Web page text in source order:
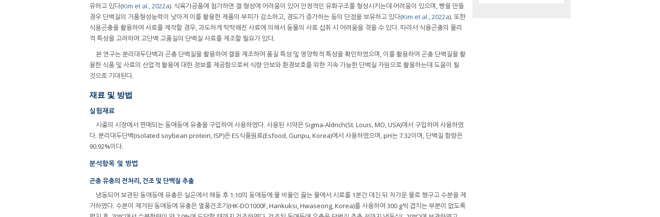
유하고 있다(Kim et al., 2022a). 식육가공품에 첨가하면 겔 형성에 어려움이 있어 안정적인 유화구조를 형성시키는데 어려움이 있으며, 빵을 만들
경우 단백질의 거품형성능력이 낮아져 이를 활용한 제품의 부피가 감소하고, 경도가 증가하는 등의 단점을 보유하고 있다(Kim et al., 2022a). 또한
식용곤충을 활용하여 사료를 제작할 경우, 과도하게 딱딱해진 사료에 의해서 동물의 사료 섭취 시 어려움을 겪을 수 있다. 따라서 식용곤충의 물리
적 특성을 고려하여 고단백 고품질의 단백질 사료를 제조할 필요가 있다.
본 연구는 분리대두단백과 곤충 단백질을 활용하여 겔을 제조하여 품질 특성 및 영양학적 특성을 확인하였으며, 이를 활용하여 곤충 단백질을 활
용한 식품 및 사료의 산업적 활용에 대한 정보를 제공함으로써 식량 안보와 환경보호를 위한 지속 가능한 단백질 자원으로 활용하는데 도움이 될
것으로 기대된다.
재료 및 방법
실험재료
시중의 시장에서 판매되는 동애등에 유충을 구입하여 사용하였다. 사용된 시약은 Sigma-Aldrich(St. Louis, MO, USA)에서 구입하여 사용하였
다. 분리대두단백(isolated soybean protein, ISP)은 ES식품원료(Esfood, Gunpu, Korea)에서 사용하였으며, pH는 7.32이며, 단백질 함량은
90.92%이다.
분석항목 및 방법
곤충 유충의 전처리, 건조 및 단백질 추출
냉동되어 보관된 동애등에 유충은 실온에서 해동 후 1:10의 동애등에:물 비율인 끓는 물에서 시료를 1분간 데친 뒤 차가운 물로 헹구고 수분을 제
거하였다. 수분이 제거된 동애등에 유충은 열풍건조기(HK-DO1000F, Hankuksi, Hwaseong, Korea)를 사용하여 300 g씩 겹치는 부분이 없도록